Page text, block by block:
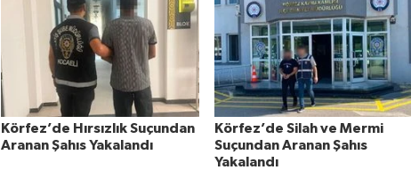
Körfez’de Hırsızlık Suçundan
Aranan Şahıs Yakalandı
Körfez’de Silah ve Mermi
Suçundan Aranan Şahıs
Yakalandı